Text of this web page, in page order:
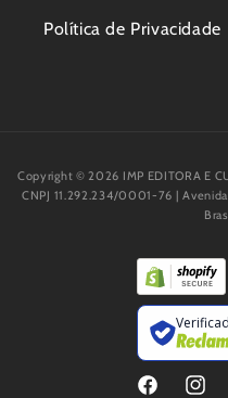
Política de Privacidade
Copyright © 2026 IMP EDITORA E
CNPJ 11.292.234/0001-76 |